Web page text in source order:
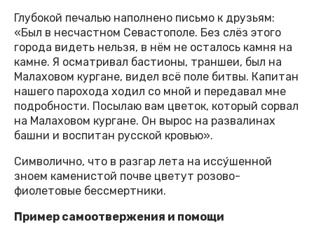
Глубокой печалью наполнено письмо к друзьям:
«Был в несчастном Севастополе. Без слёз этого
города видеть нельзя, в нём не осталось камня на
камне. Я осматривал бастионы, траншеи, был на
Малаховом кургане, видел всё поле битвы. Капитан
нашего парохода ходил со мной и передавал мне
подробности. Посылаю вам цветок, который сорвал
на Малаховом кургане. Он вырос на развалинах
башни и воспитан русской кровью».
Символично, что в разгар лета на иссу́шенной
зноем каменистой почве цветут розово-
фиолетовые бессмертники.
Пример самоотвержения и помощи